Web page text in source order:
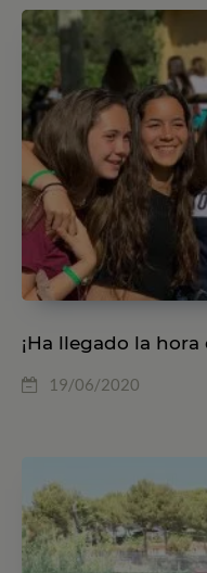
¡Ha llegado la
19/06/2020